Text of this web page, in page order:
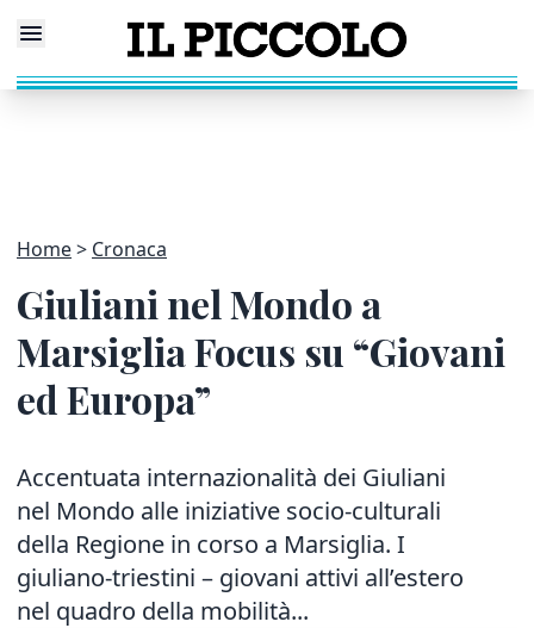
Home Cronaca
Giuliani nel Mondo a
Marsiglia Focus su “Giovani
ed Europa”
Accentuata internazionalità dei Giuliani
nel Mondo alle iniziative socio-culturali
della Regione in corso a Marsiglia. I
giuliano-triestini – giovani attivi all’estero
nel quadro della mobilità...